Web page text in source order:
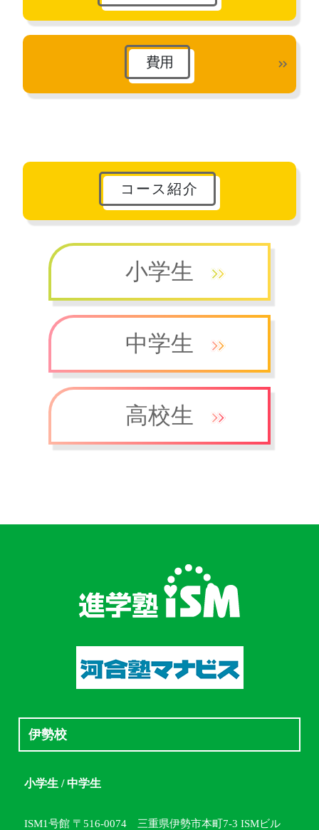
費用
コース紹介
小学生
中学生
高校生
伊勢校
小学生 / 中学生
ISM1号館 〒516-0074 三重県伊勢市本町7-3 ISMビル